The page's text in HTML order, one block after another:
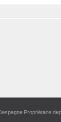
Propriétaire